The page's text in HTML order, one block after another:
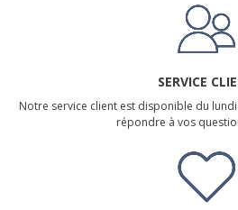
SERVICE
Notre service client est disponible du
répondre à vos